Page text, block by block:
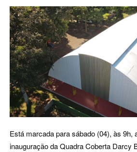
Está marcada para sábado (04), às 9h,
inauguração da Quadra Coberta Darcy